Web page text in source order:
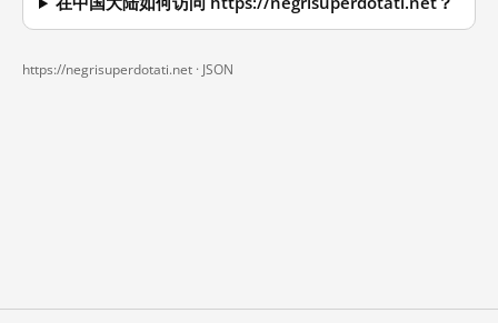
https://negrisuperdotati.net · JSON